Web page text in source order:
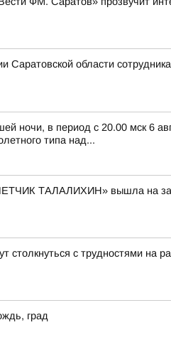
Саратовской области
ночи, в период с 20.00 мск 6
типа над...
ТАЛАЛИХИН» вышла на
столкнуться с трудностями на
град